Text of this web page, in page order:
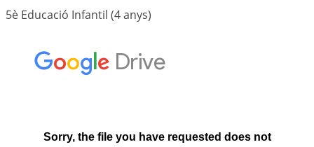
5è Educació Infantil (4 anys)